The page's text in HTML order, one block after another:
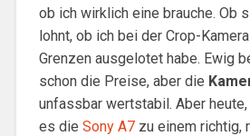
ob ich wirklich eine brauche. Ob
lohnt, ob ich bei der Crop-
Grenzen ausgelotet habe. Ewig
schon die Preise, aber die
unfassbar wertstabil. Aber heute,
es die Sony A7zu einem richtig,